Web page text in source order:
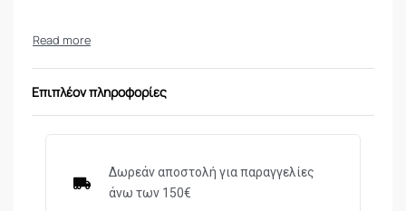
Επιπλέον πληροφορίες
Δωρεάν αποστολή για παραγγελίες
άνω των 150€